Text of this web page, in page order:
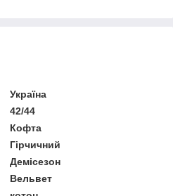
Україна
42/44
Кофта
Гірчичний
Демісезон
Вельвет